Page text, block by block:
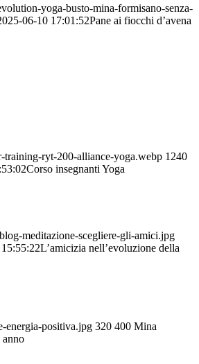
yoga-busto-mina-formisano-senza-
06-10 17:01:52Pane ai fiocchi d’avena
training-ryt-200-alliance-yoga.webp 1240
Corso insegnanti Yoga
meditazione-scegliere-gli-amici.jpg
L’amicizia nell’evoluzione della
energia-positiva.jpg 320 400 Mina